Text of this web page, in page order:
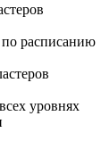
расписанию
уровнях